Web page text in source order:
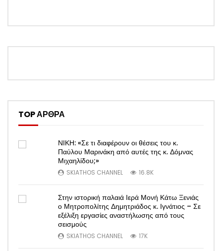
TOP ΑΡΘΡΑ
ΝΙΚΗ: «Σε τι διαφέρουν οι θέσεις του κ.
Παύλου Μαρινάκη από αυτές της κ. Δόμνας
Μιχαηλίδου;»
SKIATHOS CHANNEL 16.8K
Στην ιστορική παλαιά Ιερά Μονή Κάτω Ξενιάς
ο Μητροπολίτης Δημητριάδος κ. Ιγνάτιος – Σε
εξέλιξη εργασίες αναστήλωσης από τους
σεισμούς
SKIATHOS CHANNEL 17K